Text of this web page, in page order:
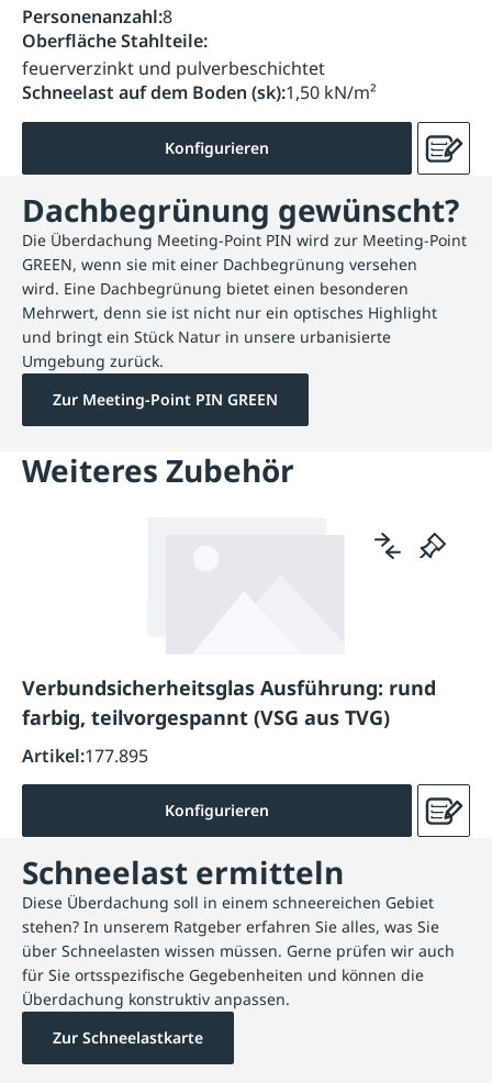
Personenanzahl:8
Oberfläche Stahlteile:
feuerverzinkt und pulverbeschichtet
Schneelast auf dem Boden (sk):1,50 kN/m²
Konfigurieren
Dachbegrünung gewünscht?
Die Überdachung Meeting-Point PIN wird zur Meeting-Point
GREEN, wenn sie mit einer Dachbegrünung versehen
wird. Eine Dachbegrünung bietet einen besonderen
Mehrwert, denn sie ist nicht nur ein optisches Highlight
und bringt ein Stück Natur in unsere urbanisierte
Umgebung zurück.
Zur Meeting-Point PIN GREEN
Weiteres Zubehör
Verbundsicherheitsglas Ausführung: rund
farbig, teilvorgespannt (VSG aus TVG)
Artikel:177.895
Konfigurieren
Schneelast ermitteln
Diese Überdachung soll in einem schneereichen Gebiet
stehen? In unserem Ratgeber erfahren Sie alles, was Sie
über Schneelasten wissen müssen. Gerne prüfen wir auch
für Sie ortsspezifische Gegebenheiten und können die
Überdachung konstruktiv anpassen.
Zur Schneelastkarte